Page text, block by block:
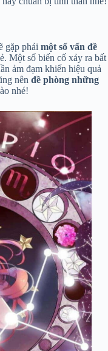
gặp phải một số vấn đề
Một số biến cố xảy ra bất
ảm đạm khiến hiệu quả
nên đề phòng những
nhé!